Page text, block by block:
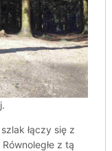
łączy się z
z tą